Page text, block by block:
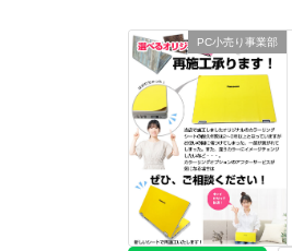
PC小売り事業部